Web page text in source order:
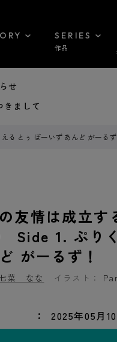
SERIES
作品
せ
まして
る とぅ ぼーいず あんど がーるず
友情は成立す
Side 1. ぷり
がーるず！
菜 なな イラスト：
2025年05月